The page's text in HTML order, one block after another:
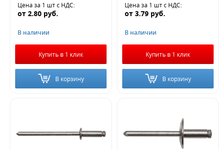
Цена за 1 штс НДС:
от 2.80 руб.
В наличии
Купить в 1 клик
В корзину
Цена за 1 штс НДС:
от 3.79 руб.
В наличии
Купить в 1 клик
В корзину